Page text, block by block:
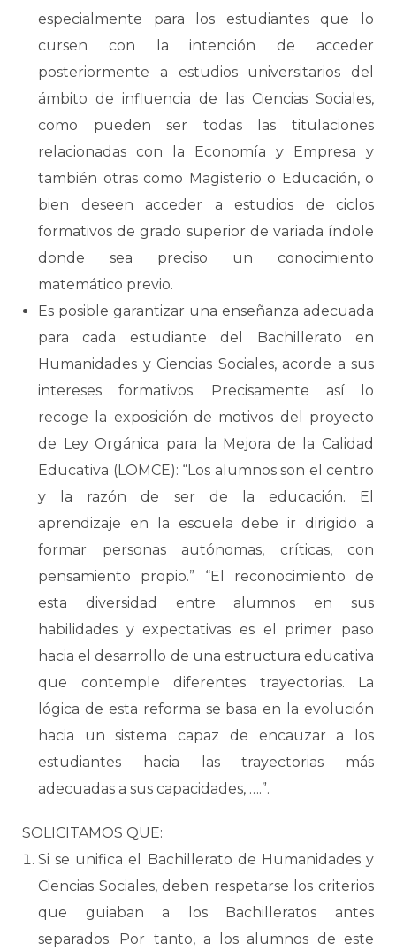
especialmente para los estudiantes que lo
cursen con la intención de acceder
posteriormente a estudios universitarios del
ámbito de influencia de las Ciencias Sociales,
como pueden ser todas las titulaciones
relacionadas con la Economía y Empresa y
también otras como Magisterio o Educación, o
bien deseen acceder a estudios de ciclos
formativos de grado superior de variada índole
donde sea preciso un conocimiento
matemático previo.
Es posible garantizar una enseñanza adecuada
para cada estudiante del Bachillerato en
Humanidades y Ciencias Sociales, acorde a sus
intereses formativos. Precisamente así lo
recoge la exposición de motivos del proyecto
de Ley Orgánica para la Mejora de la Calidad
Educativa (LOMCE): “Los alumnos son el centro
y la razón de ser de la educación. El
aprendizaje en la escuela debe ir dirigido a
formar personas autónomas, críticas, con
pensamiento propio.” “El reconocimiento de
esta diversidad entre alumnos en sus
habilidades y expectativas es el primer paso
hacia el desarrollo de una estructura educativa
que contemple diferentes trayectorias. La
lógica de esta reforma se basa en la evolución
hacia un sistema capaz de encauzar a los
estudiantes hacia las trayectorias más
adecuadas a sus capacidades, ….”.
SOLICITAMOS QUE:
Si se unifica el Bachillerato de Humanidades y
Ciencias Sociales, deben respetarse los criterios
que guiaban a los Bachilleratos antes
separados. Por tanto, a los alumnos de este